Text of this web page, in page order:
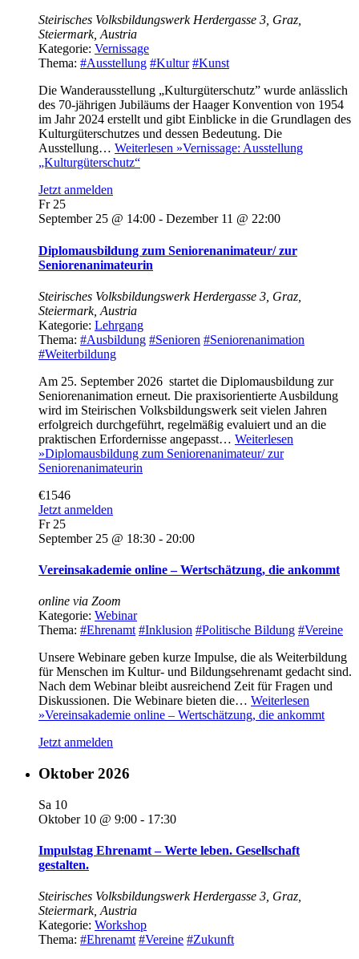
Steirisches Volksbildungswerk Herdergasse 3, Graz,
Steiermark, Austria
Kategorie: Vernissage
Thema: #Ausstellung #Kultur #Kunst
Die Wanderausstellung „Kulturgüterschutz” wurde anlässlich
des 70-jährigen Jubiläums der Haager Konvention von 1954
im Jahr 2024 erstellt und gibt Einblicke in die Grundlagen des
Kulturgüterschutzes und dessen Bedeutung. Die
Ausstellung… Weiterlesen »Vernissage: Ausstellung
„Kulturgüterschutz“
Jetzt anmelden
Fr 25
September 25 @ 14:00 - Dezember 11 @ 22:00
Diplomausbildung zum Seniorenanimateur/ zur
Seniorenanimateurin
Steirisches Volksbildungswerk Herdergasse 3, Graz,
Steiermark, Austria
Kategorie: Lehrgang
Thema: #Ausbildung #Senioren #Seniorenanimation
#Weiterbildung
Am 25. September 2026 startet die Diplomausbildung zur
Seniorenanimation erneut. Die praxisorientierte Ausbildung
wird im Steirischen Volksbildungswerk seit vielen Jahren
erfolgreich durchgeführt, regelmäßig evaluiert und an die
praktischen Erfordernisse angepasst… Weiterlesen
»Diplomausbildung zum Seniorenanimateur/ zur
Seniorenanimateurin
€1546
Jetzt anmelden
Fr 25
September 25 @ 18:30 - 20:00
Vereinsakademie online – Wertschätzung, die ankommt
online via Zoom
Kategorie: Webinar
Thema: #Ehrenamt #Inklusion #Politische Bildung #Vereine
Unsere Webinare geben kurze Impulse, die als Weiterbildung
für Menschen im Kultur- und Bildungsehrenamt gedacht sind.
Nach dem Webinar bleibt ausreichend Zeit für Fragen und
Diskussionen. Die Webinare bieten die… Weiterlesen
»Vereinsakademie online – Wertschätzung, die ankommt
Jetzt anmelden
Oktober 2026
Sa 10
Oktober 10 @ 9:00 - 17:30
Impulstag Ehrenamt – Werte leben. Gesellschaft
gestalten.
Steirisches Volksbildungswerk Herdergasse 3, Graz,
Steiermark, Austria
Kategorie: Workshop
Thema: #Ehrenamt #Vereine #Zukunft